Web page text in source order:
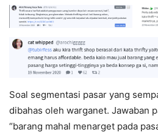
Soal segmentasi pasar yang
dibahas oleh warganet. Jawaban
“barang mahal menarget pada